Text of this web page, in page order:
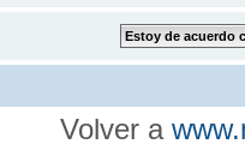
Volver a